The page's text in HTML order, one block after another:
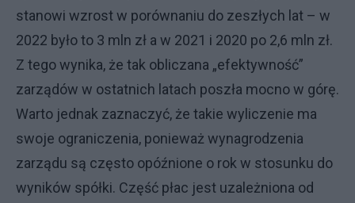
stanowi wzrost w porównaniu do zeszłych lat – w
2022 było to 3 mln zł a w 2021 i 2020 po 2,6 mln zł.
Z tego wynika, że tak obliczana „efektywność”
zarządów w ostatnich latach poszła mocno w górę.
Warto jednak zaznaczyć, że takie wyliczenie ma
swoje ograniczenia, ponieważ wynagrodzenia
zarządu są często opóźnione o rok w stosunku do
wyników spółki. Część płac jest uzależniona od